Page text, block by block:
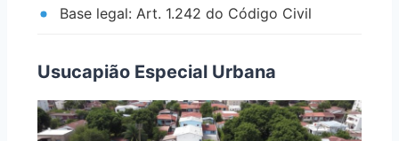
Base legal: Art. 1.242 do Código Civil
Usucapião Especial Urbana